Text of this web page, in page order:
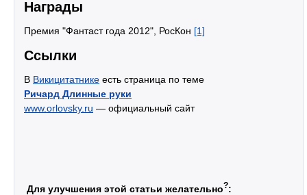
Награды
Премия "Фантаст года 2012", РосКон [1]
Ссылки
В Викицитатнике есть страница по теме
Ричард Длинные руки
www.orlovsky.ru — официальный сайт
Для улучшения этой статьи желательно?: